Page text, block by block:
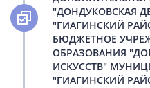
"ДОНДУКОВСКАЯ
"ГИАГИНСКИЙ
БЮДЖЕТНОЕ
ОБРАЗОВАНИЯ
ИСКУССТВ"
"ГИАГИНСКИЙ